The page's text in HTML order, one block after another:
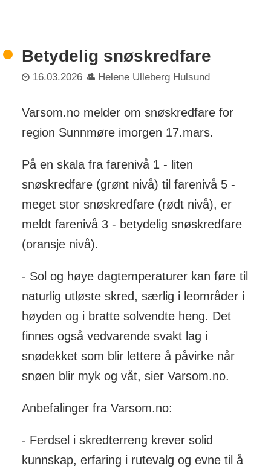
Betydelig snøskredfare
16.03.2026 Helene Ulleberg Hulsund
Varsom.no melder om snøskredfare for
region Sunnmøre imorgen 17.mars.
På en skala fra farenivå 1 - liten
snøskredfare (grønt nivå) til farenivå 5 -
meget stor snøskredfare (rødt nivå), er
meldt farenivå 3 - betydelig snøskredfare
(oransje nivå).
- Sol og høye dagtemperaturer kan føre til
naturlig utløste skred, særlig i leområder i
høyden og i bratte solvendte heng. Det
finnes også vedvarende svakt lag i
snødekket som blir lettere å påvirke når
snøen blir myk og våt, sier Varsom.no.
Anbefalinger fra Varsom.no:
- Ferdsel i skredterreng krever solid
kunnskap, erfaring i rutevalg og evne til å